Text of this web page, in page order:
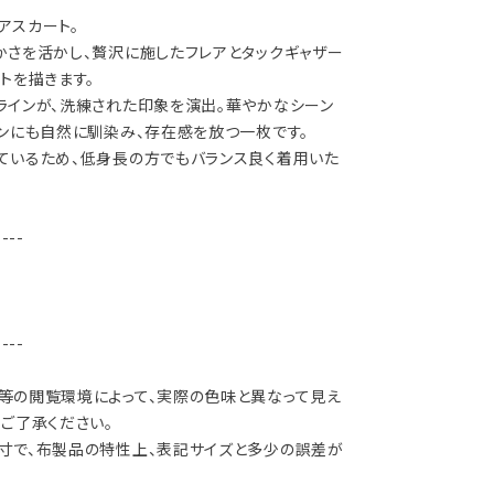
カート。
を活かし、贅沢に施したフレアとタックギャザー
を描きます。
ンが、洗練された印象を演出。華やかなシーン
にも自然に馴染み、存在感を放つ一枚です。
るため、低身長の方でもバランス良く着用いた
閲覧環境によって、実際の色味と異なって見え
了承ください。
、布製品の特性上、表記サイズと多少の誤差が